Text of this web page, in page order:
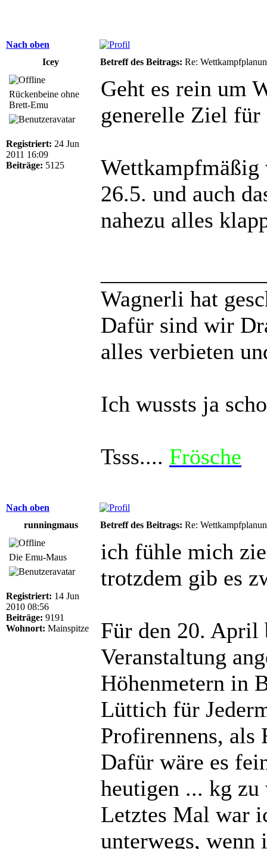
Nach oben
Icey
Betreff des Beitrags: Re:
Rückenbeine ohne
Brett-Emu
Registriert: 24 Jun
2011 16:09
Beiträge: 5125
Geht es rein um
generelle Ziel für
26.5. und auch
nahezu alles
Wagnerli hat
Dafür sind wir
alles verbieten
Ich wussts ja
Tsss.... Frösche
Nach oben
runningmaus
Betreff des Beitrags: Re:
Die Emu-Maus
Registriert: 14 Jun
2010 08:56
Beiträge: 9191
Wohnort: Mainspitze
ich fühle mich
trotzdem gib es
Für den 20. April
Veranstaltung
Höhenmetern in
Lüttich für
Profirennens, als
Dafür wäre es
heutigen ... kg zu
Letztes Mal war
unterwegs,